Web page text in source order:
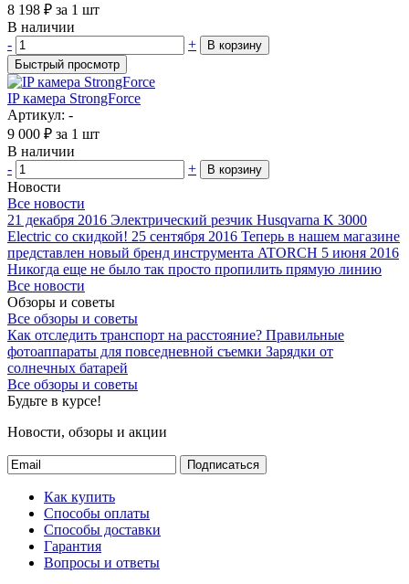
8 198 ₽ за 1 шт
В наличии
-
+
В корзину
Быстрый просмотр
IP камера StrongForce
Артикул: -
9 000 ₽ за 1 шт
В наличии
-
+ В корзину
Новости
Все новости
21 декабря 2016 Электрический резчик Husqvarna K 3000
Electric со скидкой! 25 сентября 2016 Теперь в нашем магазине
представлен новый бренд инструмента ATORCH 5 июня 2016
Никогда еще не было так просто пропилить прямую линию
Все новости
Обзоры и советы
Все обзоры и советы
Как отследить транспорт на расстояние? Правильные
фотоаппараты для повседневной съемки Зарядки от
солнечных батарей
Все обзоры и советы
Будьте в курсе!
Новости, обзоры и акции
Подписаться
Как купить
Способы оплаты
Способы доставки
Гарантия
Вопросы и ответы